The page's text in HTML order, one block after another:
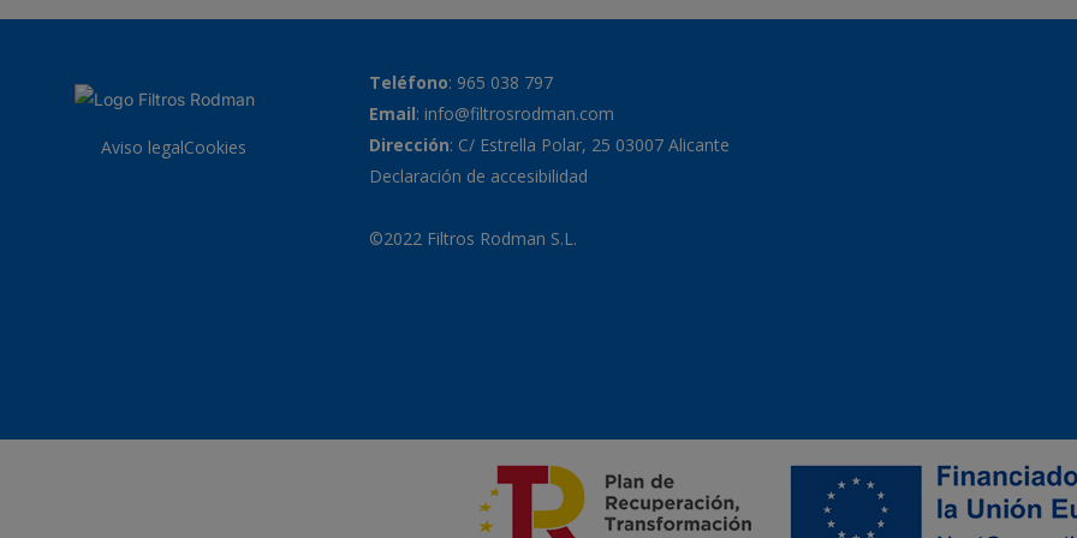
Aviso legalCookies
Teléfono: 965 038 797
Email: info@filtrosrodman.com
Dirección: C/ Estrella Polar, 25 03007 Alicante
Declaración de accesibilidad
©2022 Filtros Rodman S.L.